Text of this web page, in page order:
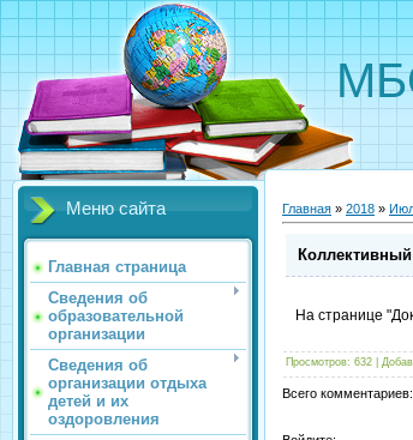
Меню сайта
Главная страница
Сведения об
образовательной
организации
Сведения об
организации отдыха
детей и их
оздоровления
Главная » 2018 »
На странице
Просмотров: 632
Всего комментариев: